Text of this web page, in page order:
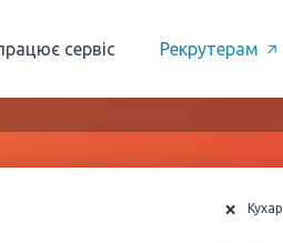
сервіс Рекрутерам
× Кухар